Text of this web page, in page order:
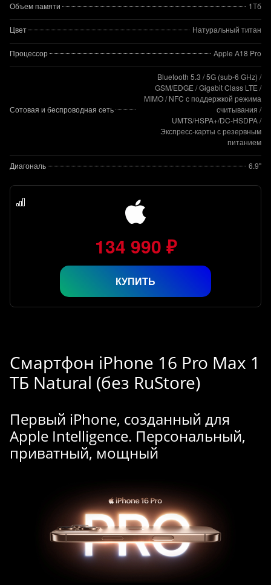
Объем памяти 1Тб
Цвет Натуральный титан
Процессор Apple A18 Pro
Сотовая и беспроводная сеть
Bluetooth 5.3 / 5G (sub‑6 GHz) /
GSM/EDGE / Gigabit Class LTE /
MIMO / NFC с поддержкой режима
считывания /
UMTS/HSPA+/DC‑HSDPA /
Экспресс‑карты с резервным
питанием
Диагональ 6.9"
134 990 ₽
КУПИТЬ
Смартфон iPhone 16 Pro Max 1
ТБ Natural (без RuStore)
Первый iPhone, созданный для
Apple Intelligence. Персональный,
приватный, мощный